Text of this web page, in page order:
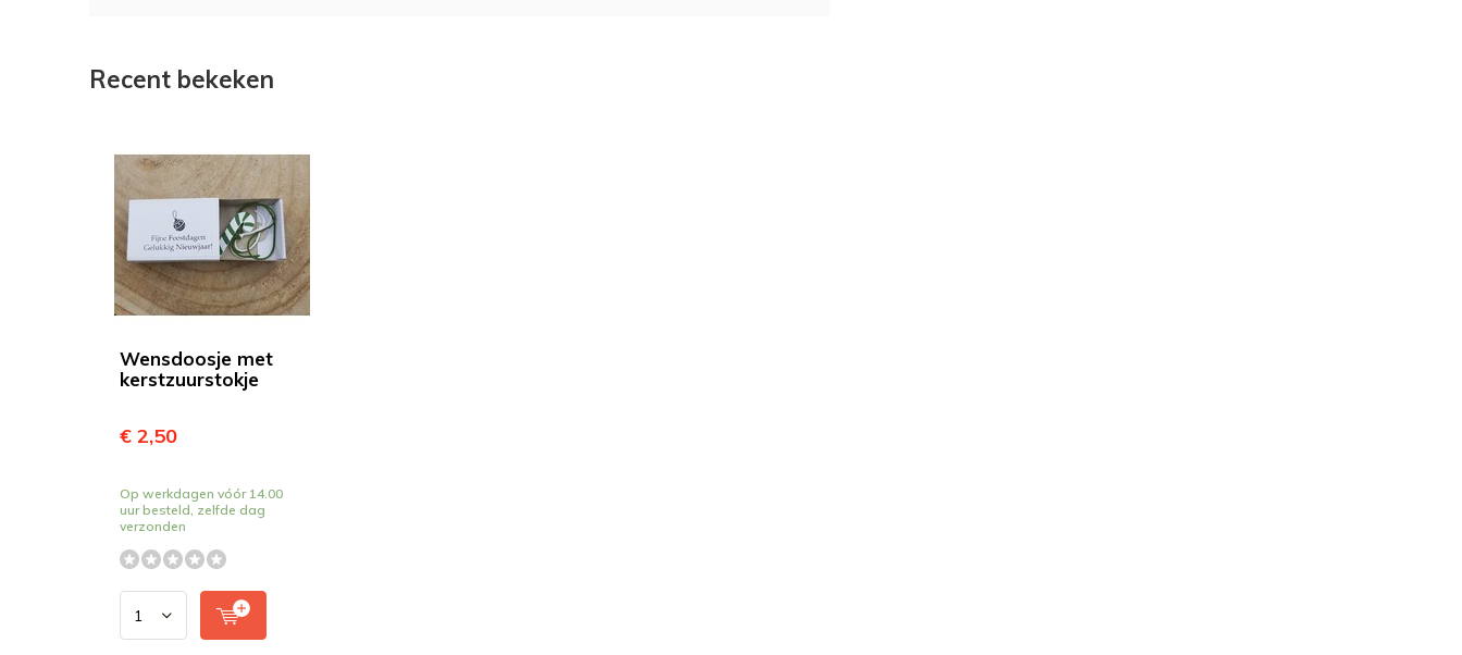
Recent bekeken
Wensdoosje met
kerstzuurstokje
€ 2,50
Op werkdagen vóór 14.00
uur besteld, zelfde dag
verzonden